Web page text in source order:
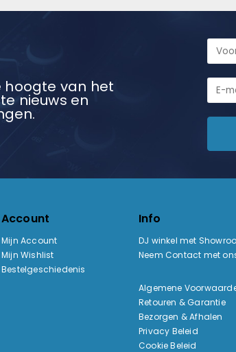
hoogte van het
nieuws en
Account
Mijn Account
Mijn Wishlist
Bestelgeschiedenis
Info
DJ winkel met
Neem Contact met
Algemene
Retouren & Garantie
Bezorgen & Afhalen
Privacy Beleid
Cookie Beleid